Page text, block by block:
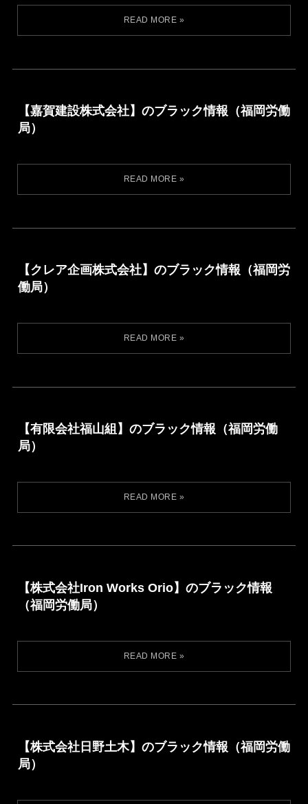
【嘉賀建設株式会社】のブラック情報（福岡労働
局）
【クレア企画株式会社】のブラック情報（福岡労
働局）
【有限会社福山組】のブラック情報（福岡労働
局）
【株式会社Iron Works Orio】のブラック情報
（福岡労働局）
【株式会社日野土木】のブラック情報（福岡労働
局）